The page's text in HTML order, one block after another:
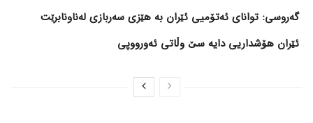
گەروسی: توانای ئەتۆمیی ئێران بە هێزی سەربازی لەناونابرێت
ئێران هۆشداریی دایە سێ وڵاتی ئەورووپی